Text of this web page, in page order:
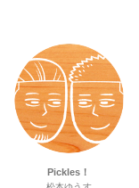
Pickles！